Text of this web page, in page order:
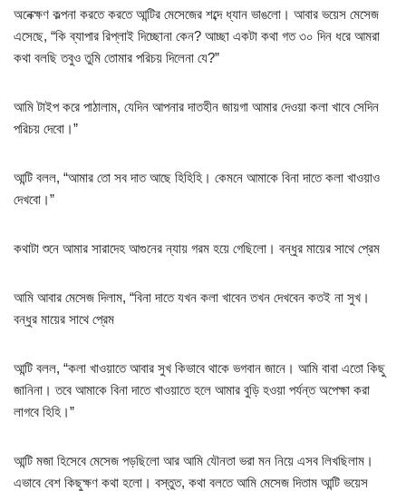
অনেক্ক্ষণ কল্পনা করতে করতে আন্টির মেসেজের শব্দে ধ্যান ভাঙলো। আবার ভয়েস মেসেজ
এসেছে, “কি ব্যাপার রিপ্লাই দিচ্ছোনা কেন? আচ্ছা একটা কথা গত ৩০ দিন ধরে আমরা
কথা বলছি তবুও তুমি তোমার পরিচয় দিলেনা যে?”
আমি টাইপ করে পাঠালাম, যেদিন আপনার দাতহীন জায়গা আমার দেওয়া কলা খাবে সেদিন
পরিচয় দেবো।”
আন্টি বলল, “আমার তো সব দাত আছে হিহিহি। কেমনে আমাকে বিনা দাতে কলা খাওয়াও
দেখবো।”
কথাটা শুনে আমার সারাদেহ আগুনের ন্যায় গরম হয়ে গেছিলো। বন্ধুর মায়ের সাথে প্রেম
আমি আবার মেসেজ দিলাম, “বিনা দাতে যখন কলা খাবেন তখন দেখবেন কতই না সুখ।
বন্ধুর মায়ের সাথে প্রেম
আন্টি বলল, “কলা খাওয়াতে আবার সুখ কিভাবে থাকে ভগবান জানে। আমি বাবা এতো কিছু
জানিনা। তবে আমাকে বিনা দাতে খাওয়াতে হলে আমার বুড়ি হওয়া পর্যন্ত অপেক্ষা করা
লাগবে হিহি।”
আন্টি মজা হিসেবে মেসেজ পড়ছিলো আর আমি যৌনতা ভরা মন নিয়ে এসব লিখছিলাম।
এভাবে বেশ কিছুক্ষণ কথা হলো। বস্তুত, কথা বলতে আমি মেসেজ দিতাম আন্টি ভয়েস